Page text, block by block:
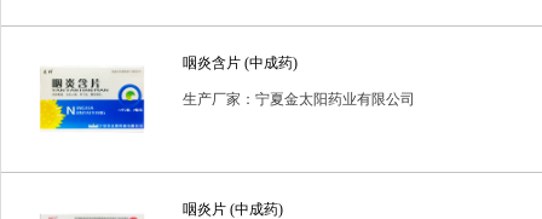
咽炎含片 (中成药)
生产厂家：宁夏金太阳药业有限公司
咽炎片 (中成药)